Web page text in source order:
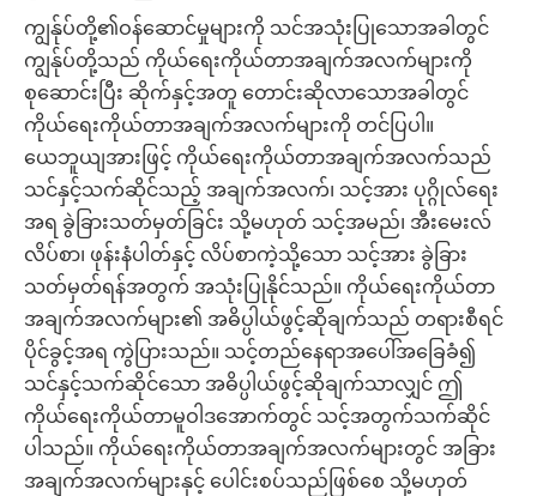
ကျွန်ုပ်တို့၏ဝန်ဆောင်မှုများကို သင်အသုံးပြုသောအခါတွင်
ကျွန်ုပ်တို့သည် ကိုယ်ရေးကိုယ်တာအချက်အလက်များကို
စုဆောင်းပြီး ဆိုက်နှင့်အတူ တောင်းဆိုလာသောအခါတွင်
ကိုယ်ရေးကိုယ်တာအချက်အလက်များကို တင်ပြပါ။
ယေဘူယျအားဖြင့် ကိုယ်ရေးကိုယ်တာအချက်အလက်သည်
သင်နှင့်သက်ဆိုင်သည့် အချက်အလက်၊ သင့်အား ပုဂ္ဂိုလ်ရေး
အရ ခွဲခြားသတ်မှတ်ခြင်း သို့မဟုတ် သင့်အမည်၊ အီးမေးလ်
လိပ်စာ၊ ဖုန်းနံပါတ်နှင့် လိပ်စာကဲ့သို့သော သင့်အား ခွဲခြား
သတ်မှတ်ရန်အတွက် အသုံးပြုနိုင်သည်။ ကိုယ်ရေးကိုယ်တာ
အချက်အလက်များ၏ အဓိပ္ပါယ်ဖွင့်ဆိုချက်သည် တရားစီရင်
ပိုင်ခွင့်အရ ကွဲပြားသည်။ သင့်တည်နေရာအပေါ်အခြေခံ၍
သင်နှင့်သက်ဆိုင်သော အဓိပ္ပါယ်ဖွင့်ဆိုချက်သာလျှင် ဤ
ကိုယ်ရေးကိုယ်တာမူဝါဒအောက်တွင် သင့်အတွက်သက်ဆိုင်
ပါသည်။ ကိုယ်ရေးကိုယ်တာအချက်အလက်များတွင် အခြား
အချက်အလက်များနှင့် ပေါင်းစပ်သည်ဖြစ်စေ သို့မဟုတ်